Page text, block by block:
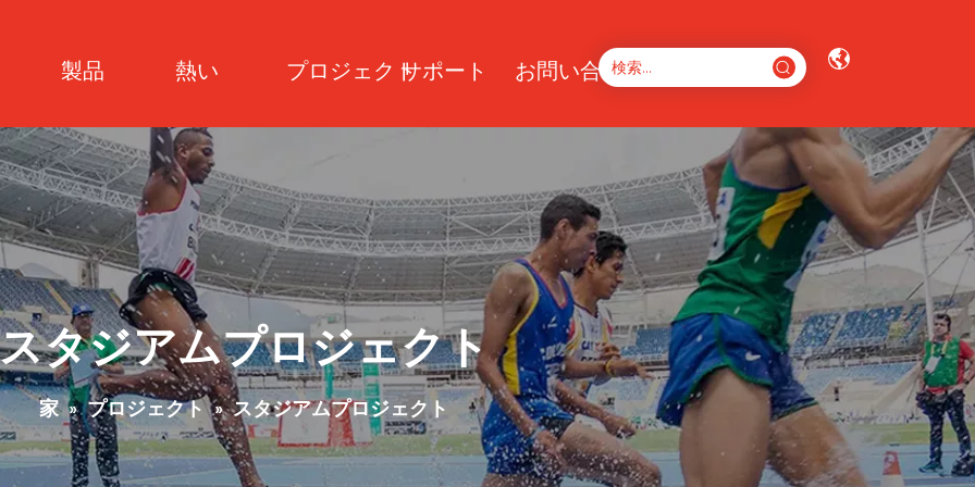
製品 熱い プロジェクトサポート お問い合わせ
タジアムプロジェクト
家 » プロジェクト » スタジアムプロジェクト